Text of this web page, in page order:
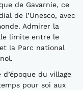
de Gavarnie, ce
de l’Unesco, avec
Admirer la
limite entre le
la Parc national
du village
pour soi aux